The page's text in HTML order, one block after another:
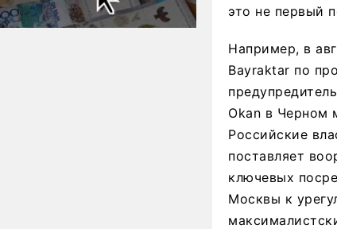
это не первый
Например, в
Bayraktar по
Okan в Черном
Российские
поставляет
ключевых
Москвы к